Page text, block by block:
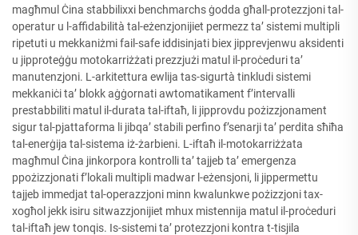
magħmul Ċina stabbilixxi benchmarchs ġodda għall-protezzjoni tal-
operatur u l-affidabilità tal-eżenzjonijiet permezz ta’ sistemi multipli
ripetuti u mekkaniżmi fail-safe iddisinjati biex jipprevjenwu aksidenti
u jipproteġġu motokarriżżati prezzjużi matul il-proċeduri ta’
manutenzjoni. L-arkitettura ewlija tas-sigurtà tinkludi sistemi
mekkaniċi ta’ blokk aġġornati awtomatikament f’intervalli
prestabbiliti matul il-durata tal-iftaħ, li jipprovdu pożizzjonament
sigur tal-pjattaforma li jibqa’ stabili perfino f’senarji ta’ perdita sħiħa
tal-enerġija tal-sistema iż-żarbieni. L-iftaħ il-motokarriżżata
magħmul Ċina jinkorpora kontrolli ta’ tajjeb ta’ emergenza
ppożizzjonati f’lokali multipli madwar l-eżensjoni, li jippermettu
tajjeb immedjat tal-operazzjoni minn kwalunkwe pożizzjoni tax-
xogħol jekk isiru sitwazzjonijiet mhux mistennija matul il-proċeduri
tal-iftaħ jew tonqis. Is-sistemi ta’ protezzjoni kontra t-tisjila